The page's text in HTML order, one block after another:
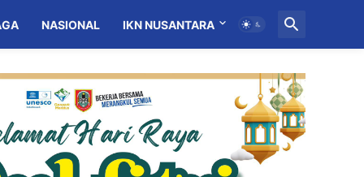
NASIONAL IKN NUSANTARA MITRA